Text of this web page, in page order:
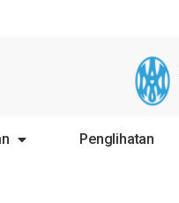
Penglihatan